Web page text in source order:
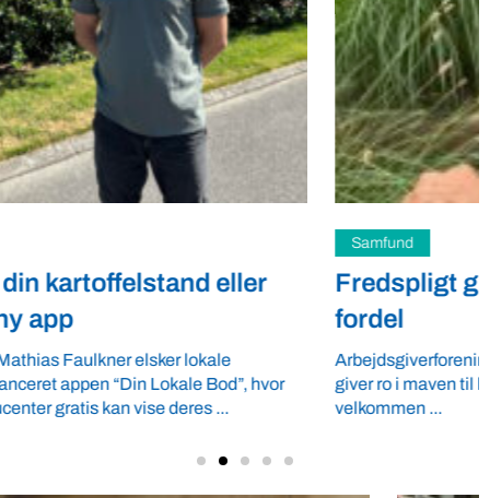
Fredspligt giver landmænd strategisk
fordel
Arbejdsgiverforeningen GLS-A tilbyder ordnede forhold, som
giver ro i maven til landmænd – også i usikre tider. VBF byder
velkommen ...